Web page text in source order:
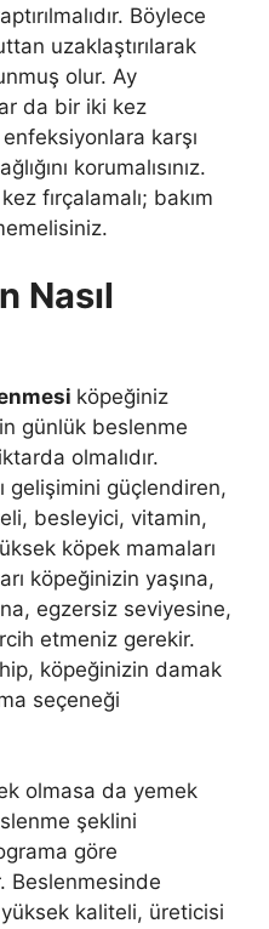
Böylece
uzaklaştırılarak
olur. Ay
da bir iki kez
karşı
korumalısınız.
fırçalamalı; bakım
Nasıl
köpeğiniz
günlük beslenme
olmalıdır.
gelişimini güçlendiren,
besleyici, vitamin,
köpek mamaları
köpeğinizin yaşına,
egzersiz seviyesine,
etmeniz gerekir.
köpeğinizin damak
seçeneği
olmasa da yemek
şeklini
göre
Beslenmesinde
kaliteli, üreticisi